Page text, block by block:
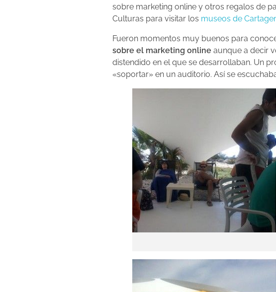
sobre marketing online y otros regalos de
Culturas para visitar los museos de
Fueron momentos muy buenos para
sobre el marketing online aunque a decir
distendido en el que se desarrollaban. Un
«soportar» en un auditorio. Así se